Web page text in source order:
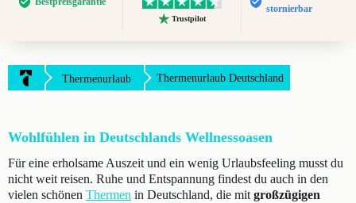
Trustpilot
stornierbar
Thermenurlaub Thermenurlaub Deutschland
Wohlfühlen in Deutschlands Wellnessoasen
Für eine erholsame Auszeit und ein wenig Urlaubsfeeling musst du
nicht weit reisen. Ruhe und Entspannung findest du auch in den
vielen schönen Thermen in Deutschland, die mit großzügigen